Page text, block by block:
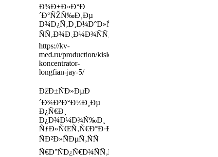
Ð¾Ð±Ð»Ð°Ð
´Ð°ÑŽÑ‰Ð¸Ðµ
Ð¾Ð¿Ñ‚Ð¸Ð¼Ð°Ð»ÑŒÐ½Ð¾Ð¹
ÑÑ‚Ð¾Ð¸Ð¼Ð¾ÑÑ‚ÑŒÑŽ
https://kv-
med.ru/production/kislorodnyj-
koncentrator-
longfian-jay-5/
ÐžÐ±ÑÐ»ÐµÐ
´Ð¾Ð²Ð°Ð½Ð¸Ðµ
Ð¿Ñ€Ð¸
Ð¿Ð¾Ð¼Ð¾Ñ‰Ð¸
ÑƒÐ»ÑŒÑ‚Ñ€Ð°Ð·Ð²ÑƒÐºÐ°
ÑÐ²Ð»ÑÐµÑ‚ÑÑ
Ñ€Ð°ÑÐ¿Ñ€Ð¾ÑÑ‚Ñ€Ð°Ð½ÐµÐ½Ð½Ñ‹Ð¼